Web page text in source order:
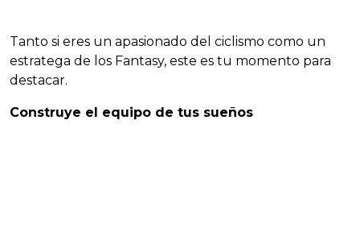
Tanto si eres un apasionado del ciclismo como un
estratega de los Fantasy, este es tu momento para
destacar.
Construye el equipo de tus sueños